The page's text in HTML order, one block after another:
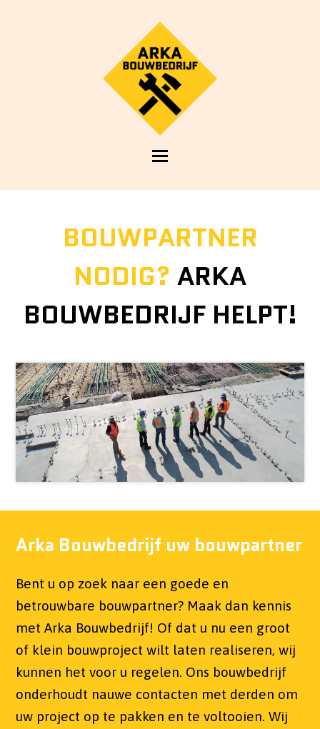
BOUWPARTNER
NODIG? ARKA
BOUWBEDRIJF HELPT!
Arka Bouwbedrijf uw bouwpartner
Bent u op zoek naar een goede en
betrouwbare bouwpartner? Maak dan kennis
met Arka Bouwbedrijf! Of dat u nu een groot
of klein bouwproject wilt laten realiseren, wij
kunnen het voor u regelen. Ons bouwbedrijf
onderhoudt nauwe contacten met derden om
uw project op te pakken en te voltooien. Wij